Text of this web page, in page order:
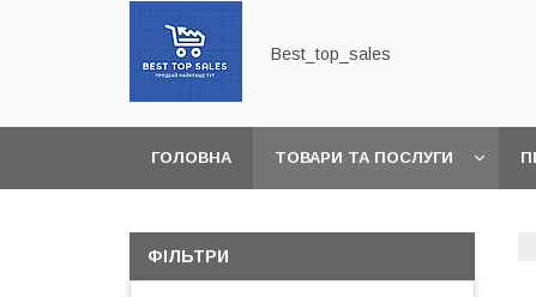
Best_top_sales
ГОЛОВНА ТОВАРИ ТА ПОСЛУГИ
ФІЛЬТРИ